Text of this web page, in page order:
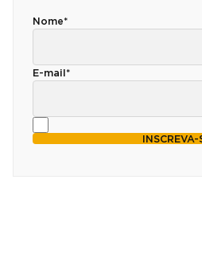
Nome*
E-mail*
INSCREVA-